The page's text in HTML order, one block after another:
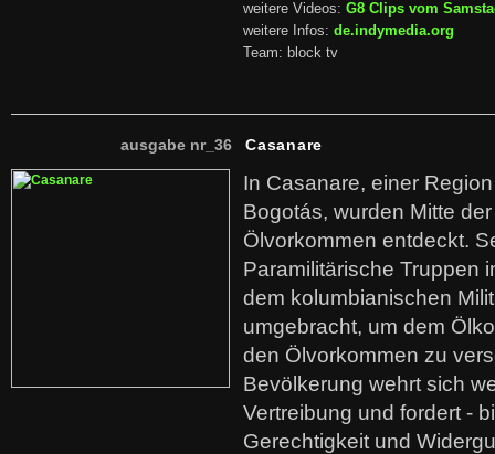
weitere Videos: G8 Clips vom
weitere Infos: de.indymedia.org
Team: block tv
ausgabe nr_36 Casanare
In Casanare, einer
Bogotás, wurden Mitte
Ölvorkommen entdeckt.
Paramilitärische Truppen
dem kolumbianischen
umgebracht, um dem
den Ölvorkommen zu
Bevölkerung wehrt sich
Vertreibung und fordert -
Gerechtigkeit und